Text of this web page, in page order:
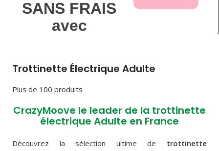
SANS FRAIS
avec
Trottinette Électrique Adulte
Plus de 100 produits
CrazyMoove le leader de la trottinette
électrique Adulte en France
Découvrez la sélection ultime de trottinette